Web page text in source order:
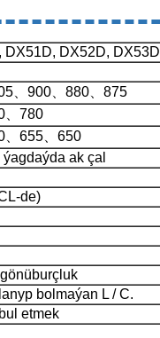
DX51D, DX52D, DX53D
、900、880、875
、780
、655、650
ak çal
de)
bolmaýan L / C.
etmek